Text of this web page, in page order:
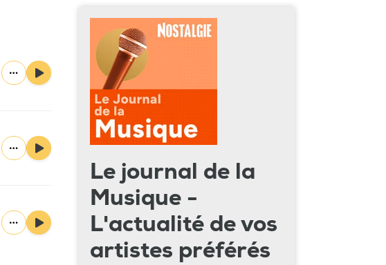
Le journal de la
Musique -
L'actualité de vos
artistes préférés